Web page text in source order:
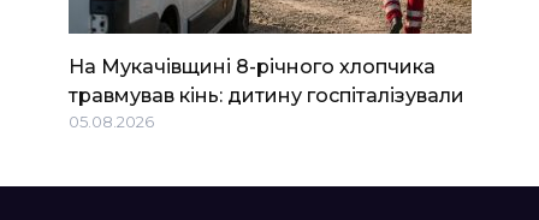
На Мукачівщині 8-річного хлопчика
травмував кінь: дитину госпіталізували
05.08.2026